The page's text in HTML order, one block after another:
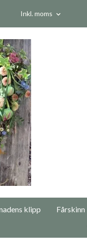
Inkl. moms
klipp Fårskinn